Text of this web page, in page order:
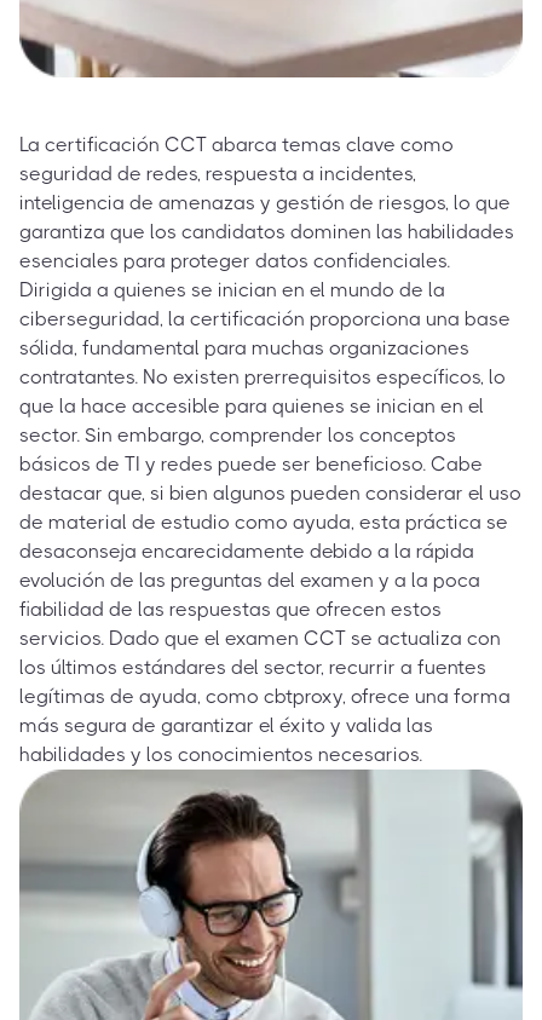
La certificación CCT abarca temas clave como
seguridad de redes, respuesta a incidentes,
inteligencia de amenazas y gestión de riesgos, lo que
garantiza que los candidatos dominen las habilidades
esenciales para proteger datos confidenciales.
Dirigida a quienes se inician en el mundo de la
ciberseguridad, la certificación proporciona una base
sólida, fundamental para muchas organizaciones
contratantes. No existen prerrequisitos específicos, lo
que la hace accesible para quienes se inician en el
sector. Sin embargo, comprender los conceptos
básicos de TI y redes puede ser beneficioso. Cabe
destacar que, si bien algunos pueden considerar el uso
de material de estudio como ayuda, esta práctica se
desaconseja encarecidamente debido a la rápida
evolución de las preguntas del examen y a la poca
fiabilidad de las respuestas que ofrecen estos
servicios. Dado que el examen CCT se actualiza con
los últimos estándares del sector, recurrir a fuentes
legítimas de ayuda, como cbtproxy, ofrece una forma
más segura de garantizar el éxito y valida las
habilidades y los conocimientos necesarios.